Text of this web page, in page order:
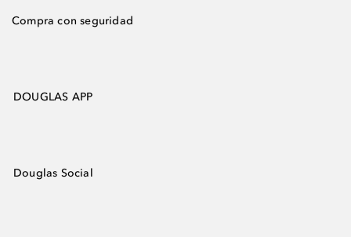
Compra con seguridad
DOUGLAS APP
Douglas Social